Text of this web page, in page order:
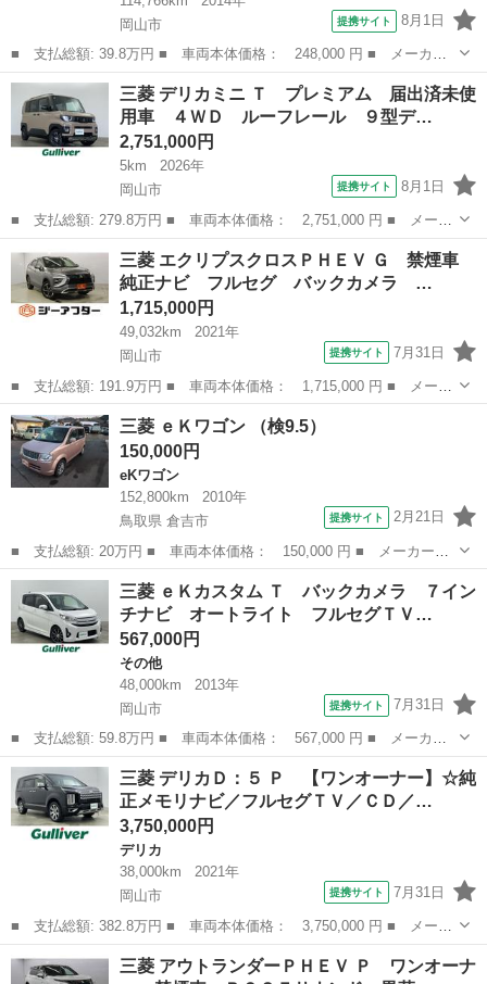
岡山市
提携サイト 8月1日
■ 支払総額: 39.8万円 ■ 車両本体価格： 248,000 円 ■ メーカー
名： 三菱 ■ 車種名： ミニキャブバン ■ グレード名： ブラボ
ーターボ 商用バン ユーザー買取車 キーレス 電動格納ミラー
パワーウィン...
岡山 岡山市 ミニキャブバン
三菱 デリカミニ Ｔ プレミアム 届出済未使
用車 ４ＷＤ ルーフレール ９型デ…
2,751,000円
5km
2026年
岡山市
提携サイト 8月1日
■ 支払総額: 279.8万円 ■ 車両本体価格： 2,751,000 円 ■ メーカ
ー名： 三菱 ■ 車種名： デリカミニ ■ グレード名： Ｔ プレ
ミアム 届出済未使用車 ４ＷＤ ルーフレール ９型ディスプレイ
オーディ...
岡山 岡山市 三菱
三菱 エクリプスクロスＰＨＥＶ Ｇ 禁煙車
純正ナビ フルセグ バックカメラ …
1,715,000円
49,032km
2021年
岡山市
提携サイト 7月31日
■ 支払総額: 191.9万円 ■ 車両本体価格： 1,715,000 円 ■ メーカ
ー名： 三菱 ■ 車種名： エクリプスクロスＰＨＥＶ ■ グレード
名： Ｇ 禁煙車 純正ナビ フルセグ バックカメラ アダプティ
ブクルコ...
岡山 岡山市 三菱
三菱 ｅＫワゴン （検9.5）
150,000円
eKワゴン
152,800km
2010年
鳥取県 倉吉市
提携サイト 2月21日
■ 支払総額: 20万円 ■ 車両本体価格： 150,000 円 ■ メーカー
名： 三菱 ■ 車種名： ｅＫワゴン ■ グレード名： ■ 排気
量： 660cc ■ ドア枚数： 5D ■ ミッション： AT4速 ■ 店舗P...
鳥取 倉吉市 eKワゴン
三菱 ｅＫカスタム Ｔ バックカメラ ７イン
チナビ オートライト フルセグＴＶ…
567,000円
その他
48,000km
2013年
岡山市
提携サイト 7月31日
■ 支払総額: 59.8万円 ■ 車両本体価格： 567,000 円 ■ メーカー
名： 三菱 ■ 車種名： ｅＫカスタム ■ グレード名： Ｔ バッ
クカメラ ７インチナビ オートライト フルセグＴＶ Ｂｌｕｅｔ
ｏｏｔｈ 純...
岡山 岡山市 その他
三菱 デリカＤ：５ Ｐ 【ワンオーナー】☆純
正メモリナビ／フルセグＴＶ／ＣＤ／…
3,750,000円
デリカ
38,000km
2021年
岡山市
提携サイト 7月31日
■ 支払総額: 382.8万円 ■ 車両本体価格： 3,750,000 円 ■ メーカ
ー名： 三菱 ■ 車種名： デリカＤ：５ ■ グレード名： Ｐ
【ワンオーナー】☆純正メモリナビ／フルセグＴＶ／ＣＤ／ＤＶＤ／
岡山 岡山市 デリカ
三菱 アウトランダーＰＨＥＶ Ｐ ワンオーナ